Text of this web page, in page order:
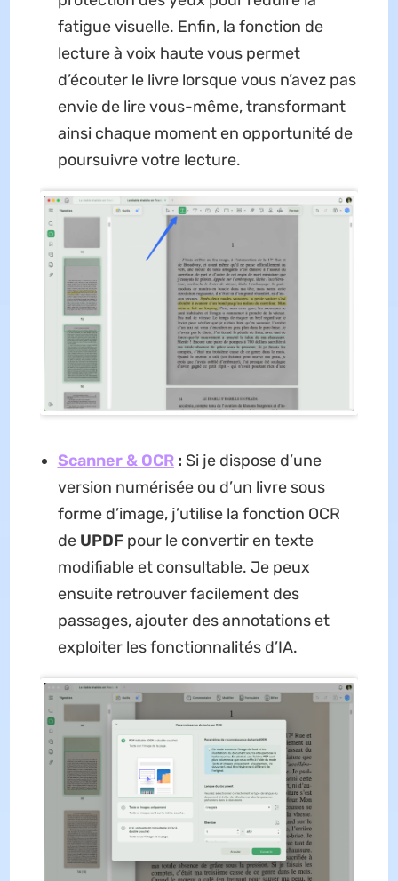
fatigue visuelle. Enfin, la fonction de
lecture à voix haute vous permet
d’écouter le livre lorsque vous n’avez pas
envie de lire vous-même, transformant
ainsi chaque moment en opportunité de
poursuivre votre lecture.
Scanner & OCR: Si je dispose d’une
version numérisée ou d’un livre sous
forme d’image, j’utilise la fonction OCR
de UPDFpour le convertir en texte
modifiable et consultable. Je peux
ensuite retrouver facilement des
passages, ajouter des annotations et
exploiter les fonctionnalités d’IA.